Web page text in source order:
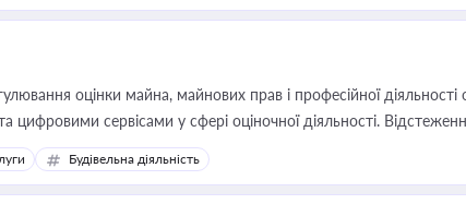
оцінки майна, майнових прав і професійної діяльності
цифровими сервісами у сфері оціночної діяльності.
бізнесу, керівника, юриста або бухгалтера під час
угод і перевірки статусу суб'єктів оціночної
Будівельна діяльність